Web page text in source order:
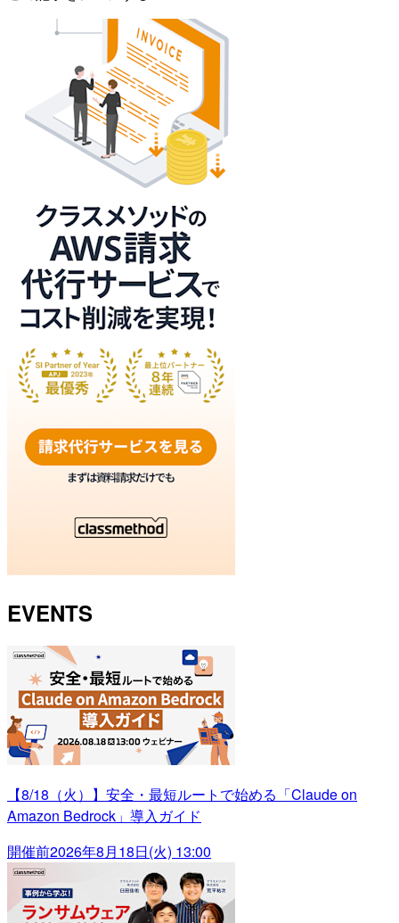
EVENTS
【8/18（火）】安全・最短ルートで始める「Claude on
Amazon Bedrock」導入ガイド
開催前2026年8月18日(火) 13:00